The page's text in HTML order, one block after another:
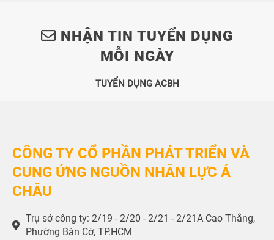
NHẬN TIN TUYỂN DỤNG
MỖI NGÀY
TUYỂN DỤNG ACBH
CÔNG TY CỔ PHẦN PHÁT TRIỂN VÀ
CUNG ỨNG NGUỒN NHÂN LỰC Á
CHÂU
Trụ sở công ty: 2/19 - 2/20 - 2/21 - 2/21A Cao Thắng,
Phường Bàn Cờ, TP.HCM